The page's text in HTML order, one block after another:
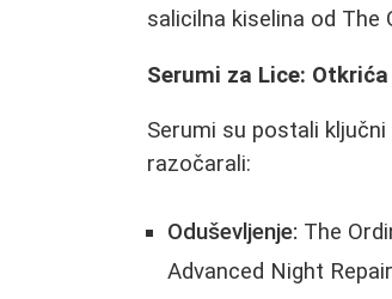
salicilna kiselina od The
Serumi za Lice:
Serumi su postali
razočarali:
Oduševljenje: The
Advanced Night